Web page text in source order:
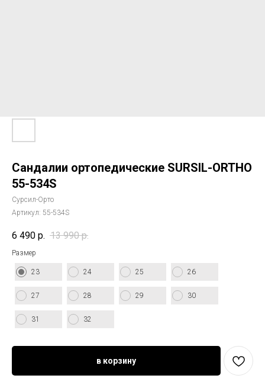
Сандалии ортопедические SURSIL-ORTHO
55-534S
Сурсил-Орто
Артикул: 55-534S
6 490 р. 13 990 р.
Размер
23 24 25 26
27 28 29 30
31 32
в корзину